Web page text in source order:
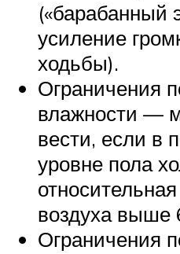
усиление
ходьбы).
Ограничения
влажности —
вести, если в
уровне пола
воздуха выше
Ограничения